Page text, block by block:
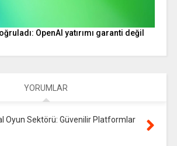
OpenAI yatırımı garanti değil
YORUMLAR
Oyun Sektörü: Güvenilir Platformlar